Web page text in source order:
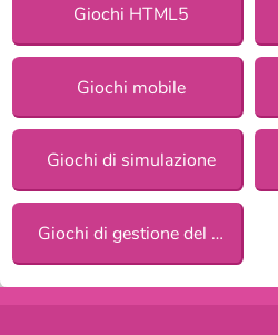
Giochi HTML5
Giochi mobile
Giochi di simulazione
Giochi di gestione del tempo